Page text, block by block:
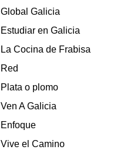
Global Galicia
Estudiar en Galicia
La Cocina de Frabisa
Red
Plata o plomo
Ven A Galicia
Enfoque
Vive el Camino